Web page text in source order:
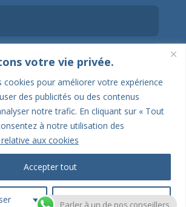
votre vie privée.
cookies pour améliorer votre expérience
des publicités ou des contenus
notre trafic. En cliquant sur « Tout
à notre utilisation des
aux cookies
Tout rejeter
Accepter tout
ENVOYER
Parler à un de nos conseillers